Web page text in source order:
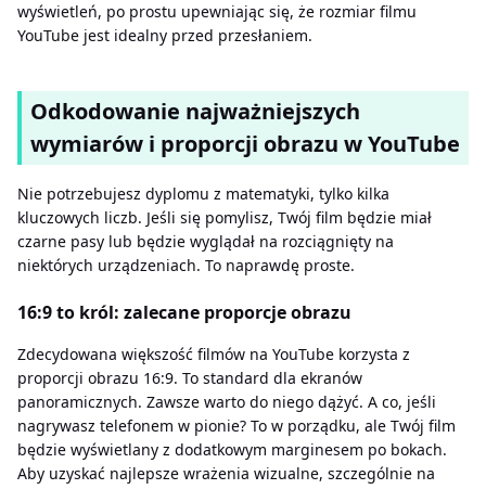
wyświetleń, po prostu upewniając się, że rozmiar filmu
YouTube jest idealny przed przesłaniem.
Odkodowanie najważniejszych
wymiarów i proporcji obrazu w YouTube
Nie potrzebujesz dyplomu z matematyki, tylko kilka
kluczowych liczb. Jeśli się pomylisz, Twój film będzie miał
czarne pasy lub będzie wyglądał na rozciągnięty na
niektórych urządzeniach. To naprawdę proste.
16:9 to król: zalecane proporcje obrazu
Zdecydowana większość filmów na YouTube korzysta z
proporcji obrazu 16:9. To standard dla ekranów
panoramicznych. Zawsze warto do niego dążyć. A co, jeśli
nagrywasz telefonem w pionie? To w porządku, ale Twój film
będzie wyświetlany z dodatkowym marginesem po bokach.
Aby uzyskać najlepsze wrażenia wizualne, szczególnie na